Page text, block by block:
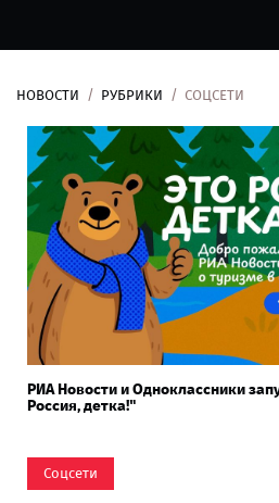
Рубрики
Контакты
О
нас
НОВОСТИ РУБРИКИ СОЦСЕТИ
РИА Новости и Одноклассники
Россия, детка!"
Соцсети